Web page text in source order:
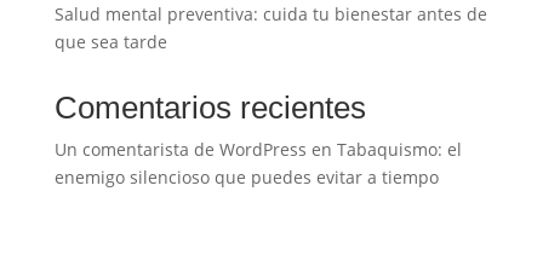
Salud mental preventiva: cuida tu bienestar antes de
que sea tarde
Comentarios recientes
Un comentarista de WordPress en Tabaquismo: el
enemigo silencioso que puedes evitar a tiempo